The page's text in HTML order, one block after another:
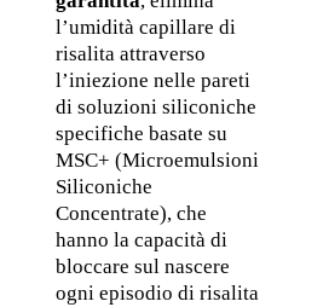
l’umidità capillare di
risalita attraverso
l’iniezione nelle pareti
di soluzioni siliconiche
specifiche basate su
MSC+ (Microemulsioni
Siliconiche
Concentrate), che
hanno la capacità di
bloccare sul nascere
ogni episodio di risalita